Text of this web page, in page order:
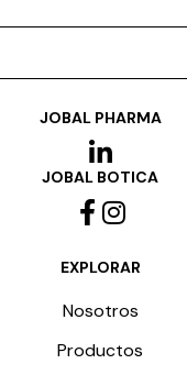
JOBAL PHARMA
JOBAL BOTICA
EXPLORAR
Nosotros
Productos